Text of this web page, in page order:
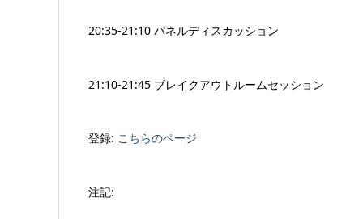
20:35-21:10 パネルディスカッション
21:10-21:45 ブレイクアウトルームセッション
登録: こちらのページ
注記: